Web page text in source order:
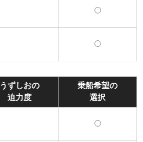
うずしおの
迫力度
乗船希望の
選択